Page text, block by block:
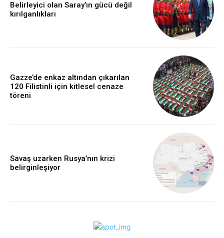
Belirleyici olan Saray’ın gücü değil
kırılganlıkları
Gazze’de enkaz altından çıkarılan
120 Filistinli için kitlesel cenaze
töreni
Savaş uzarken Rusya’nın krizi
belirginleşiyor